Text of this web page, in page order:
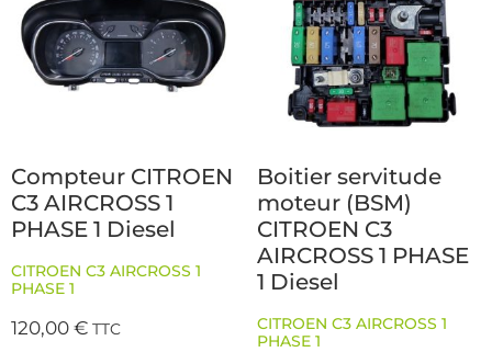
Compteur CITROEN
C3 AIRCROSS 1
PHASE 1 Diesel
CITROEN C3 AIRCROSS 1
PHASE 1
120,00€ TTC
Boitier servitude
moteur (BSM)
CITROEN C3
AIRCROSS 1 PHASE
1 Diesel
CITROEN C3 AIRCROSS 1
PHASE 1